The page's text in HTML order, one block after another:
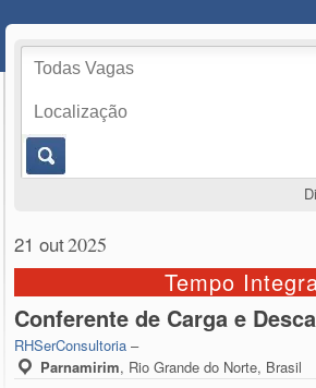
21 out2025
Tempo
Conferente de Carga e
RHSerConsultoria –
Parnamirim, Rio Grande do Norte, Brasil